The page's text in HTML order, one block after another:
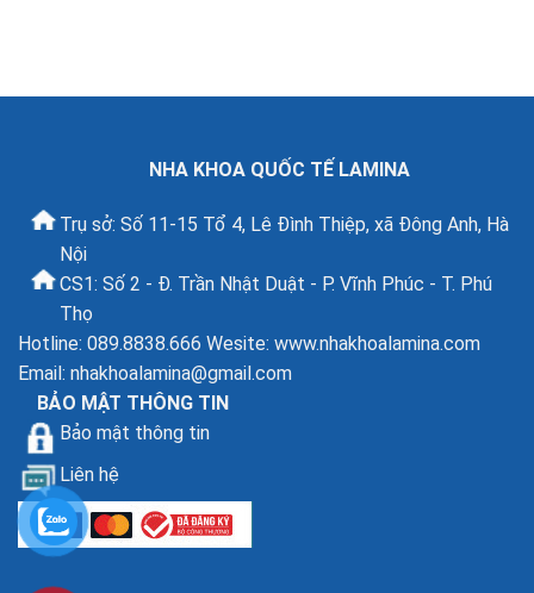
NHA KHOA QUỐC TẾ LAMINA
Trụ sở: Số 11-15 Tổ 4, Lê Đình Thiệp, xã Đông Anh, Hà
Nội
CS1: Số 2 - Đ. Trần Nhật Duật - P. Vĩnh Phúc - T. Phú
Thọ
Hotline: 089.8838.666 Wesite: www.nhakhoalamina.com
Email: nhakhoalamina@gmail.com
BẢO MẬT THÔNG TIN
Bảo mật thông tin
Liên hệ